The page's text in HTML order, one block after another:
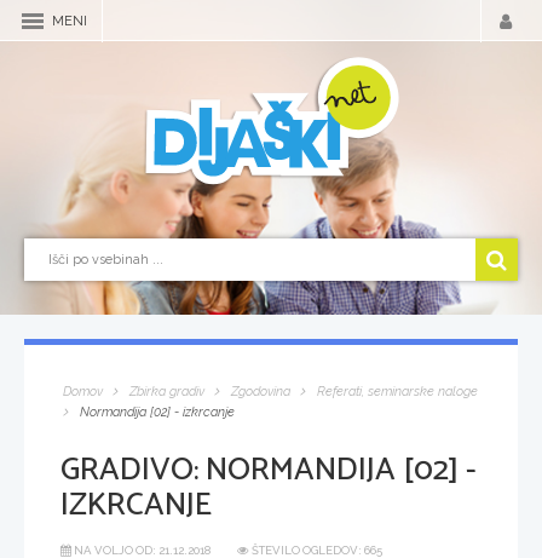
MENI
Domov Zbirka gradiv Zgodovina
Referati, seminarske naloge
Normandija [02] - izkrcanje
GRADIVO:NORMANDIJA [02] -
IZKRCANJE
NA VOLJO OD: 21.12.2018
ŠTEVILO OGLEDOV: 665